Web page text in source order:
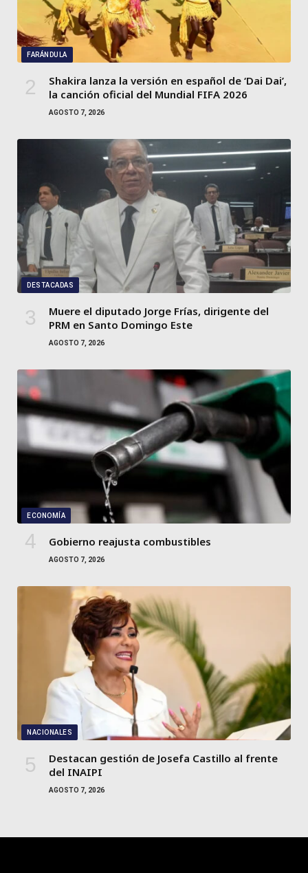
FARÁNDULA
Shakira lanza la versión en español de ‘Dai Dai’,
la canción oficial del Mundial FIFA 2026
AGOSTO 7, 2026
DESTACADAS
Muere el diputado Jorge Frías, dirigente del
PRM en Santo Domingo Este
AGOSTO 7, 2026
ECONOMÍA
Gobierno reajusta combustibles
AGOSTO 7, 2026
NACIONALES
Destacan gestión de Josefa Castillo al frente
del INAIPI
AGOSTO 7, 2026